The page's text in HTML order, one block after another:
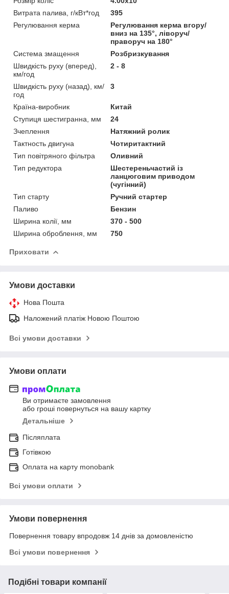
Витрата палива, г/кВт*год
395
Регулювання керма
Регулювання керма вгору/
вниз на 135°, ліворуч/
праворуч на 180°
Система змащення
Розбризкування
Швидкість руху (вперед),
км/год
2 - 8
Швидкість руху (назад), км/
год
3
Країна-виробник
Китай
Ступиця шестигранна, мм
24
Зчеплення
Натяжний ролик
Тактность двигуна
Чотиритактний
Тип повітряного фільтра
Оливний
Тип редуктора
Шестереньчастий із
ланцюговим приводом
(чугінний)
Тип старту
Ручний стартер
Паливо
Бензин
Ширина колії, мм
370 - 500
Ширина оброблення, мм
750
Приховати
Умови доставки
Нова Пошта
Наложений платіж Новою Поштою
Всі умови доставки
Умови оплати
Ви отримаєте замовлення
або гроші повернуться на вашу картку
Детальніше
Післяплата
Готівкою
Оплата на карту monobank
Всі умови оплати
Умови повернення
Повернення товару впродовж 14 днів за домовленістю
Всі умови повернення
Подібні товари компанії